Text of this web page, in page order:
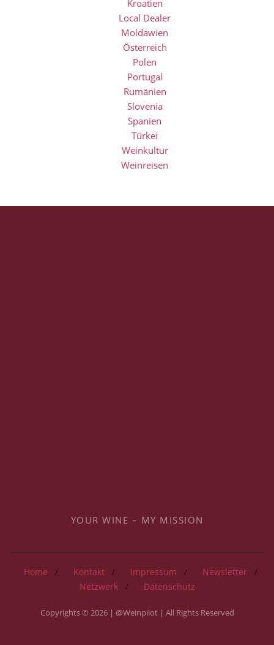
Kroatien
Local Dealer
Moldawien
Österreich
Polen
Portugal
Rumänien
Slovenia
Spanien
Türkei
Weinkultur
Weinreisen
YOUR WINE – MY MISSION
Home Kontakt Impressum
Newsletter
Netzwerk
Datenschutz
Copyrights © 2026 | @Weinpilot | All Rights Reserved